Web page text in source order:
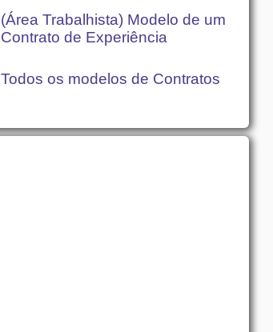
(Área Trabalhista) Modelo de um
Contrato de Experiência
Todos os modelos de Contratos